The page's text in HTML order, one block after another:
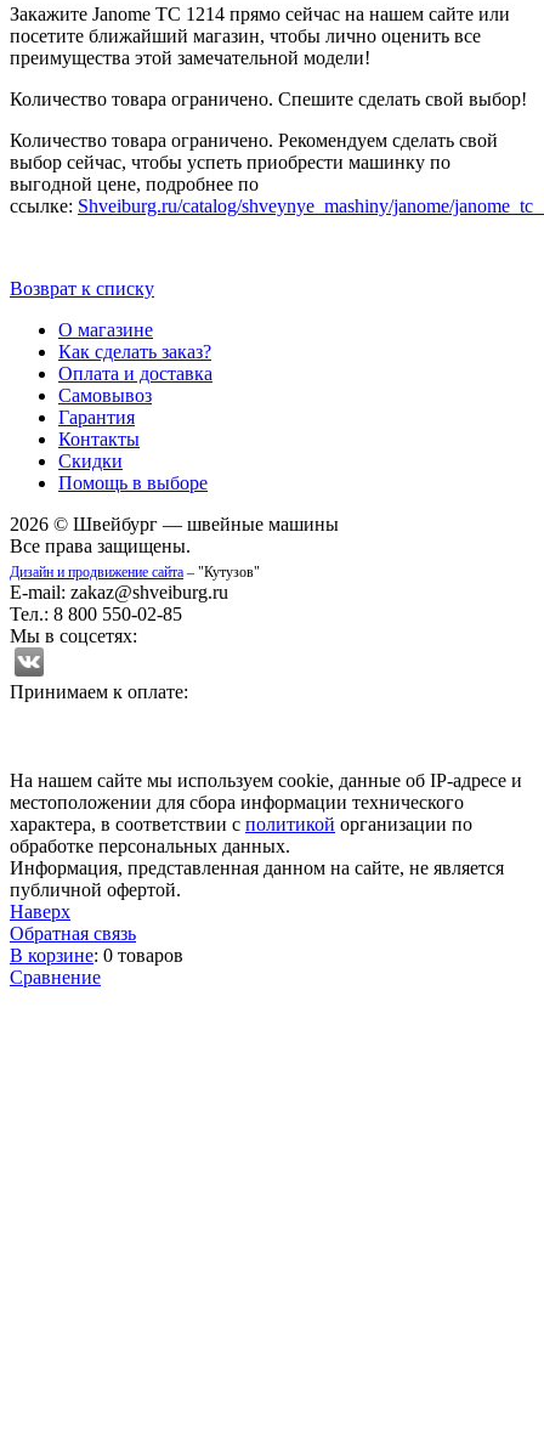
Закажите Janome TC 1214 прямо сейчас на нашем сайте или
посетите ближайший магазин, чтобы лично оценить все
преимущества этой замечательной модели!
Количество товара ограничено. Спешите сделать свой выбор!
Количество товара ограничено. Рекомендуем сделать свой
выбор сейчас, чтобы успеть приобрести машинку по
выгодной цене, подробнее по
ссылке: Shveiburg.ru/catalog/shveynye_mashiny/janome/
Возврат к списку
О магазине
Как сделать заказ?
Оплата и доставка
Самовывоз
Гарантия
Контакты
Скидки
Помощь в выборе
2026 © Швейбург — швейные машины
Все права защищены.
Дизайн и продвижение сайта – "Кутузов"
E-mail: zakaz@shveiburg.ru
Тел.: 8 800 550-02-85
Мы в соцсетях:
Принимаем к оплате:
На нашем сайте мы используем cookie, данные об IP-адресе и
местоположении для сбора информации технического
характера, в соответствии с политикой организации по
обработке персональных данных.
Информация, представленная данном на сайте, не является
публичной офертой.
Наверх
Обратная связь
В корзине: 0 товаров
Сравнение